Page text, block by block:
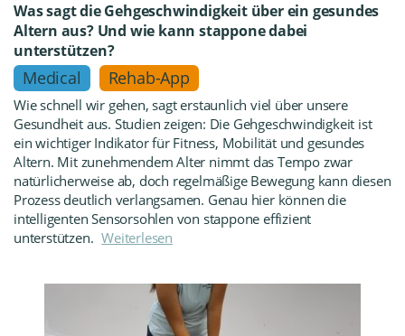
Was sagt die Gehgeschwindigkeit über ein gesundes
Altern aus? Und wie kann stappone dabei
unterstützen?
Medical Rehab-App
Wie schnell wir gehen, sagt erstaunlich viel über unsere
Gesundheit aus. Studien zeigen: Die Gehgeschwindigkeit ist
ein wichtiger Indikator für Fitness, Mobilität und gesundes
Altern. Mit zunehmendem Alter nimmt das Tempo zwar
natürlicherweise ab, doch regelmäßige Bewegung kann diesen
Prozess deutlich verlangsamen. Genau hier können die
intelligenten Sensorsohlen von stappone effizient
unterstützen. Weiterlesen